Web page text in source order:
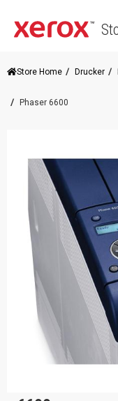
Store Home Drucker
Phaser 6600